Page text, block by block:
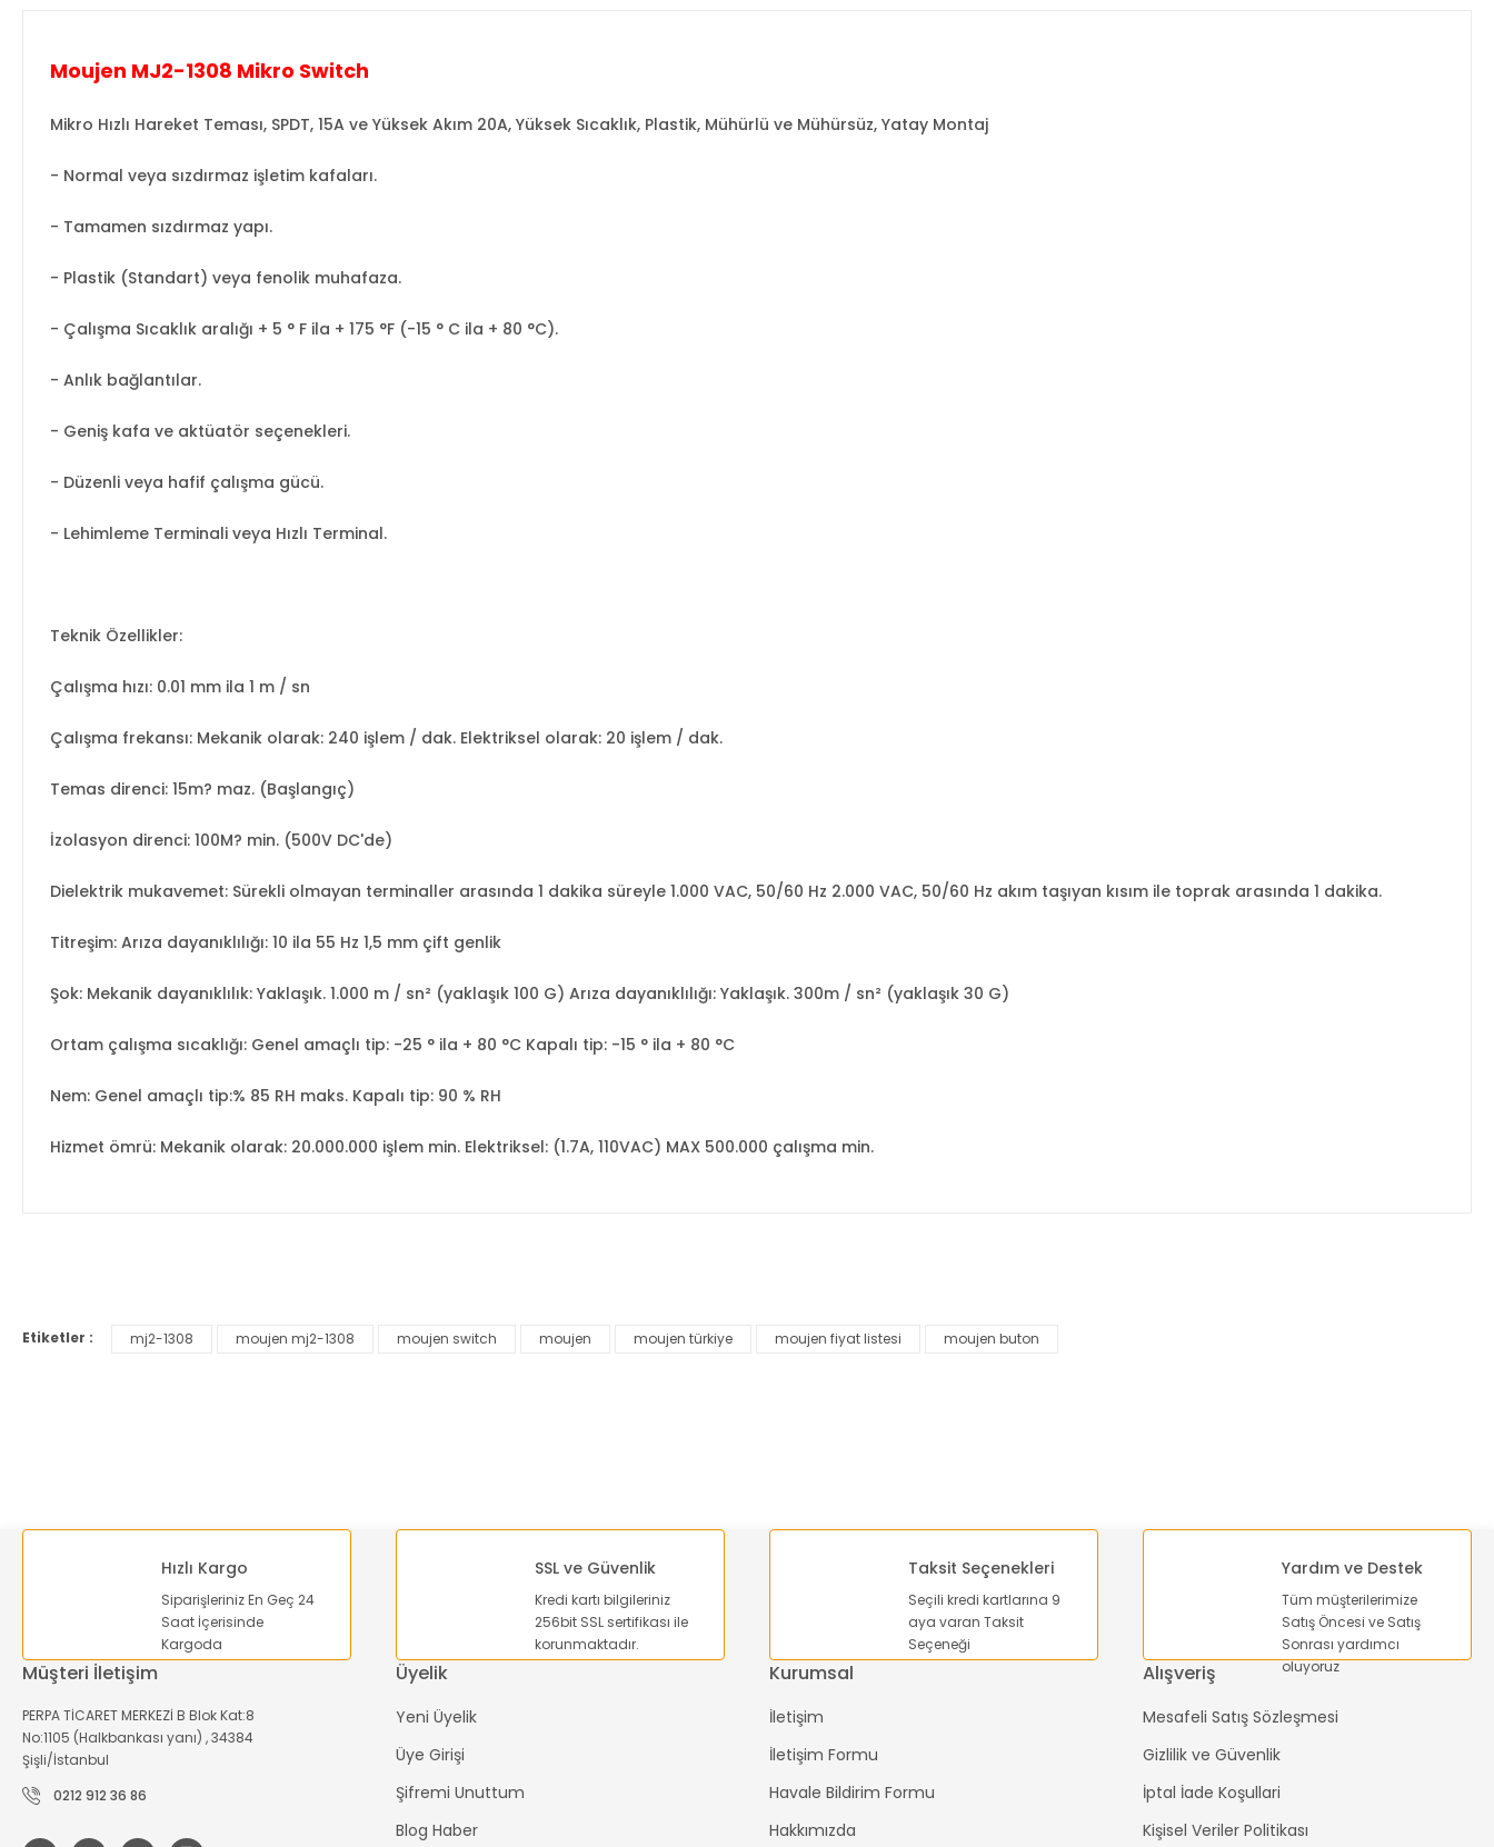
Moujen MJ2-1308 Mikro Switch
Mikro Hızlı Hareket Teması, SPDT, 15A ve Yüksek Akım 20A, Yüksek Sıcaklık, Plastik, Mühürlü ve Mühürsüz, Yatay Montaj
- Normal veya sızdırmaz işletim kafaları.
- Tamamen sızdırmaz yapı.
- Plastik (Standart) veya fenolik muhafaza.
- Çalışma Sıcaklık aralığı + 5 ° F ila + 175 °F (-15 ° C ila + 80 °C).
- Anlık bağlantılar.
- Geniş kafa ve aktüatör seçenekleri.
- Düzenli veya hafif çalışma gücü.
- Lehimleme Terminali veya Hızlı Terminal.
Teknik Özellikler:
Çalışma hızı: 0.01 mm ila 1 m / sn
Çalışma frekansı: Mekanik olarak: 240 işlem / dak. Elektriksel olarak: 20 işlem / dak.
Temas direnci: 15m? maz. (Başlangıç)
İzolasyon direnci: 100M? min. (500V DC'de)
Dielektrik mukavemet: Sürekli olmayan terminaller arasında 1 dakika süreyle 1.000 VAC, 50/60 Hz 2.000 VAC, 50/60 Hz akım taşıyan kısım ile toprak arasında 1 dakika.
Titreşim: Arıza dayanıklılığı: 10 ila 55 Hz 1,5 mm çift genlik
Şok: Mekanik dayanıklılık: Yaklaşık. 1.000 m / sn² (yaklaşık 100 G) Arıza dayanıklılığı: Yaklaşık. 300m / sn² (yaklaşık 30 G)
Ortam çalışma sıcaklığı: Genel amaçlı tip: -25 ° ila + 80 °C Kapalı tip: -15 ° ila + 80 °C
Nem: Genel amaçlı tip:% 85 RH maks. Kapalı tip: 90 % RH
Hizmet ömrü: Mekanik olarak: 20.000.000 işlem min. Elektriksel: (1.7A, 110VAC) MAX 500.000 çalışma min.
Ürün resmi kalitesiz, bozuk veya görüntülenemiyor.
Etiketler : mj2-1308 moujen mj2-1308 moujen switch moujen moujen türkiye moujen fiyat listesi moujen buton
Hızlı Kargo
Siparişleriniz En Geç 24
Saat İçerisinde
Kargoda
SSL ve Güvenlik
Kredi kartı bilgileriniz
256bit SSL sertifikası ile
korunmaktadır.
Taksit Seçenekleri
Seçili kredi kartlarına 9
aya varan Taksit
Seçeneği
Yardım ve Destek
Tüm müşterilerimize
Satış Öncesi ve Satış
Sonrası yardımcı
oluyoruz
Müşteri İletişim
PERPA TİCARET MERKEZİ B Blok Kat:8
No:1105 (Halkbankası yanı) , 34384
Şişli/İstanbul
0212 912 36 86
Üyelik
Yeni Üyelik
Üye Girişi
Şifremi Unuttum
Blog Haber
Kurumsal
İletişim
İletişim Formu
Havale Bildirim Formu
Hakkımızda
Alışveriş
Mesafeli Satış Sözleşmesi
Gizlilik ve Güvenlik
İptal İade Koşullari
Kişisel Veriler Politikası